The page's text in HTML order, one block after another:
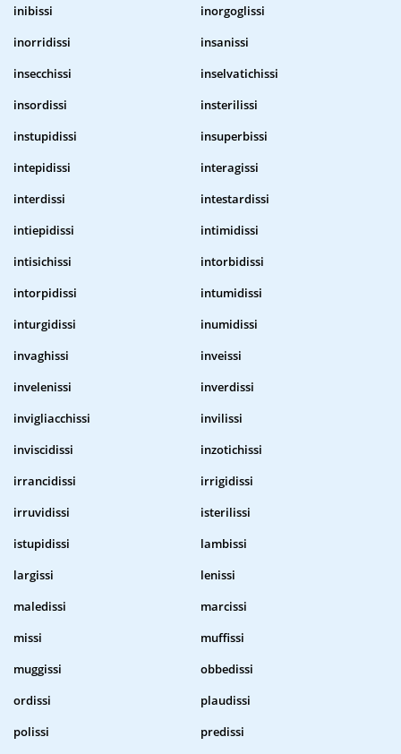
inibissi
inorgoglissi
inorridissi
insanissi
insecchissi
inselvatichissi
insordissi
insterilissi
instupidissi
insuperbissi
intepidissi
interagissi
interdissi
intestardissi
intiepidissi
intimidissi
intisichissi
intorbidissi
intorpidissi
intumidissi
inturgidissi
inumidissi
invaghissi
inveissi
invelenissi
inverdissi
invigliacchissi
invilissi
inviscidissi
inzotichissi
irrancidissi
irrigidissi
irruvidissi
isterilissi
istupidissi
lambissi
largissi
lenissi
maledissi
marcissi
missi
muffissi
muggissi
obbedissi
ordissi
plaudissi
polissi
predissi